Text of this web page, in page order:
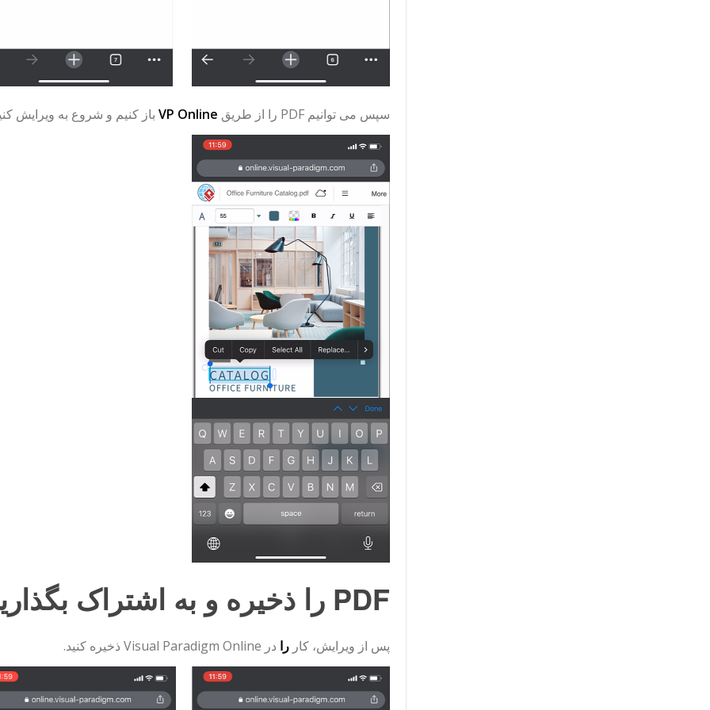
سپس می توانیم PDF را از طریق VP Online باز کنیم و شروع به ویرایش
PDF را ذخیره و به اشتراک بگذارید
پس از ویرایش، کار را در Visual Paradigm Online ذخیره کنید.